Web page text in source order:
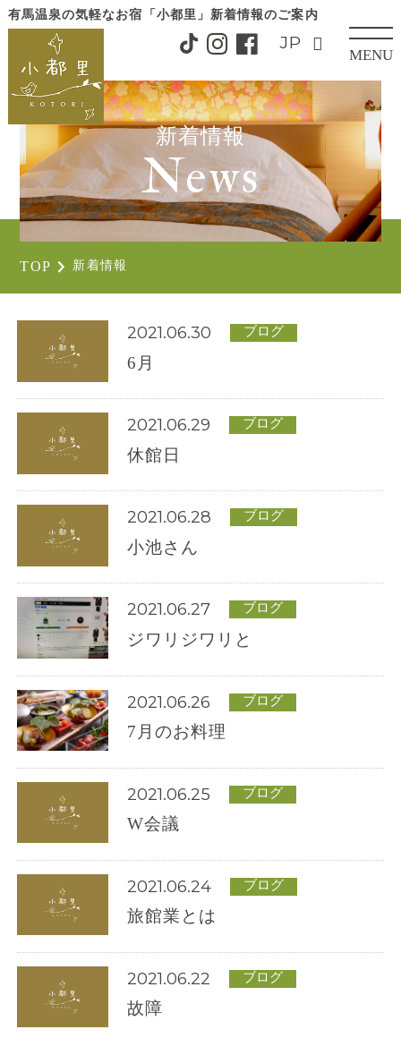
有馬温泉の気軽なお宿「小都里」 新着情報のご案内
MENU
CLOSE
7
新着情報
News
TOP 新着情報
2021.06.30 ブログ
6月
2021.06.29 ブログ
休館日
2021.06.28 ブログ
小池さん
2021.06.27 ブログ
ジワリジワリと
2021.06.26 ブログ
7月のお料理
2021.06.25 ブログ
W会議
2021.06.24 ブログ
旅館業とは
2021.06.22 ブログ
故障